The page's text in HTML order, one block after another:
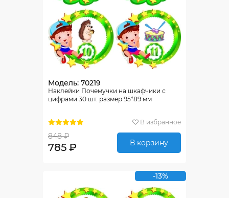
Модель: 70219
Наклейки Почемучки на шкафчики с
цифрами 30 шт. размер 95*89 мм
В избранное
848 ₽
785 ₽ В корзину
-13%